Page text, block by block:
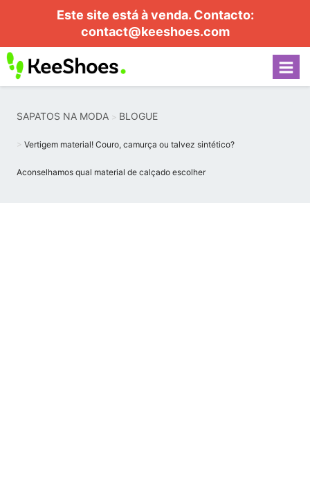
Este site está à venda. Contacto:
contact@keeshoes.com
SAPATOS NA MODA BLOGUE
Vertigem material! Couro, camurça ou talvez sintético?
Aconselhamos qual material de calçado escolher